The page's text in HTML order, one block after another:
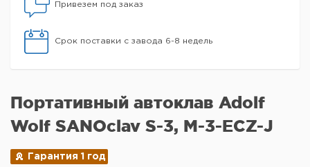
Привезем под заказ
Срок поставки с завода 6-8 недель
Портативный автоклав Adolf
Wolf SANOclav S-3, M-3-ECZ-J
Гарантия 1 год